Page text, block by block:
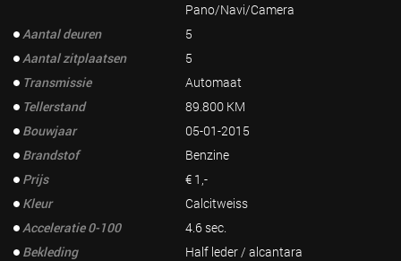
Pano/Navi/Camera
Aantal deuren
5
Aantal zitplaatsen
5
Transmissie
Automaat
Tellerstand
89.800 KM
Bouwjaar
05-01-2015
Brandstof
Benzine
Prijs
€ 1,-
Kleur
Calcitweiss
Acceleratie 0-100
4.6 sec.
Bekleding
Half leder / alcantara